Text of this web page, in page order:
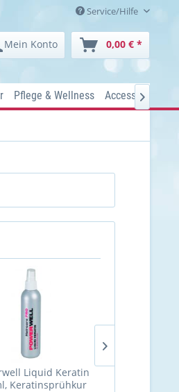
Service/Hilfe
Mein Konto 0,00 € *
Pflege & Wellness Accessoires

Liquid Keratin
Keratinsprühkur